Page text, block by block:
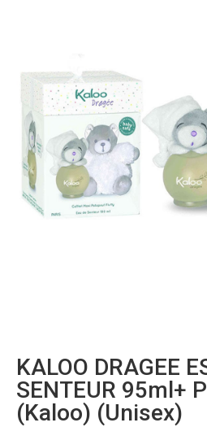
KALOO DRAGEE
SENTEUR 95ml+
(Kaloo) (Unisex)